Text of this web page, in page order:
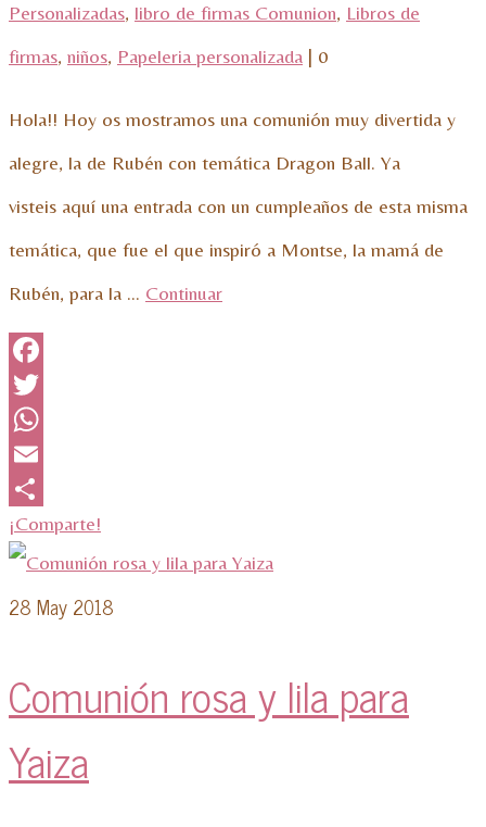
Personalizadas, libro de firmas Comunion, Libros de
firmas, niños, Papeleria personalizada | 0
Hola!! Hoy os mostramos una comunión muy divertida y
alegre, la de Rubén con temática Dragon Ball. Ya
visteis aquí una entrada con un cumpleaños de esta misma
temática, que fue el que inspiró a Montse, la mamá de
Rubén, para la … Continuar
Facebook
Twitter
WhatsApp
Email
¡Comparte!
28 May 2018
Comunión rosa y lila para
Yaiza